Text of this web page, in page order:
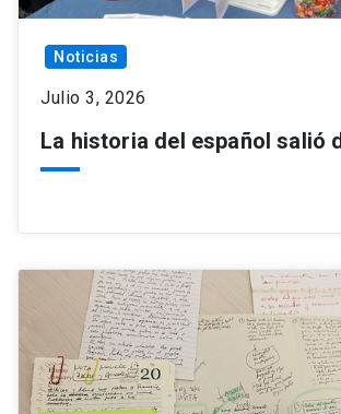
Noticias
Julio 3, 2026
La historia del español salió